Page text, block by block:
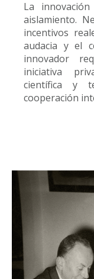
La
aislamiento.
incentivos
audacia y el
innovador
iniciativa
científica y
cooperación